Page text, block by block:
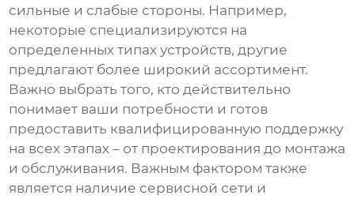
сильные и слабые стороны. Например,
некоторые специализируются на
определенных типах устройств, другие
предлагают более широкий ассортимент.
Важно выбрать того, кто действительно
понимает ваши потребности и готов
предоставить квалифицированную поддержку
на всех этапах – от проектирования до монтажа
и обслуживания. Важным фактором также
является наличие сервисной сети и